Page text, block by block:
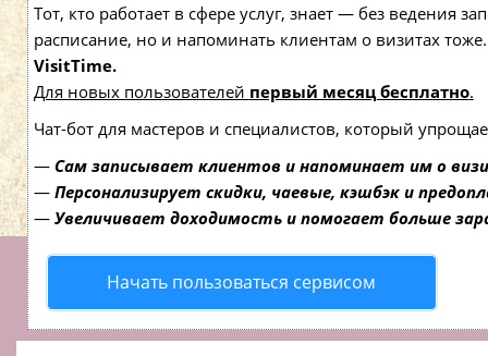
Тот, кто работает в сфере услуг, знает — без ведения
расписание, но и напоминать клиентам о визитах
VisitTime.
Для новых пользователей первый месяц бесплатно.
Чат-бот для мастеров и специалистов, который
— Сам записывает клиентов и напоминает им о
— Персонализирует скидки, чаевые, кэшбэк и
— Увеличивает доходимость и помогает больше
Начать пользоваться сервисом